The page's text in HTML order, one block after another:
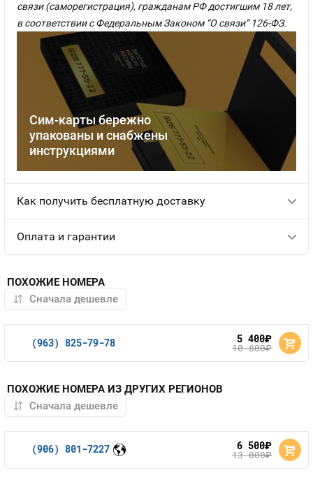
Сим-карты бережно
упакованы и снабжены
инструкциями
связи (саморегистрация), гражданам РФ достигшим 18 лет,
в соответствии с Федеральным Законом “О связи” 126-ФЗ.
Как получить бесплатную доставку
Оплата и гарантии
ПОХОЖИЕ НОМЕРА
(963) 825-79-78 5 400руб.
10 800руб.
ПОХОЖИЕ НОМЕРА ИЗ ДРУГИХ РЕГИОНОВ
(906) 801-7227 6 500руб.
13 000руб.